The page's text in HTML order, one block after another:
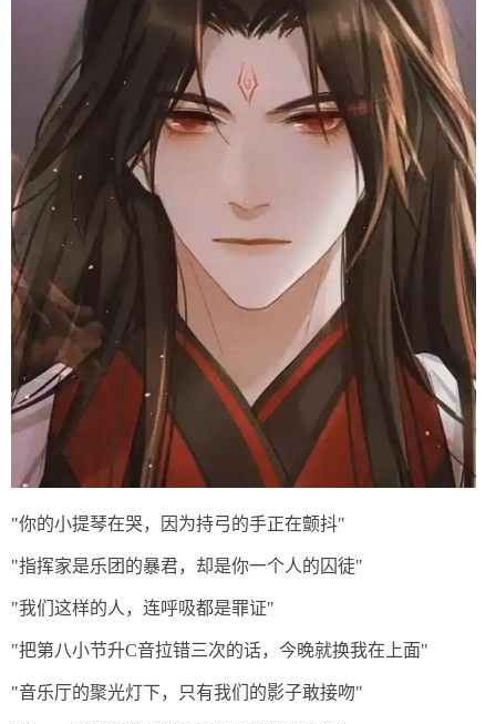
"你的小提琴在哭，因为持弓的手正在颤抖"
"指挥家是乐团的暴君，却是你一个人的囚徒"
"我们这样的人，连呼吸都是罪证"
"把第八小节升C音拉错三次的话，今晚就换我在上面"
"音乐厅的聚光灯下，只有我们的影子敢接吻"